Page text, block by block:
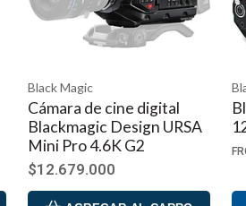
Blackmagic Design
Blackmagic Design PYXIS
12K Cinema Camera
FROM$11.955.000